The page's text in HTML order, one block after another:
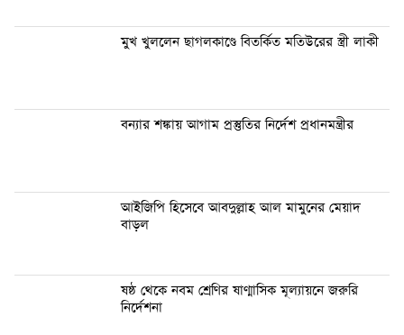
মুখ খুললেন ছাগলকাণ্ডে বিতর্কিত মতিউরের স্ত্রী লাকী
বন্যার শঙ্কায় আগাম প্রস্তুতির নির্দেশ প্রধানমন্ত্রীর
আইজিপি হিসেবে আবদুল্লাহ আল মামুনের মেয়াদ
বাড়ল
ষষ্ঠ থেকে নবম শ্রেণির ষাণ্মাসিক মূল্যায়নে জরুরি
নির্দেশনা